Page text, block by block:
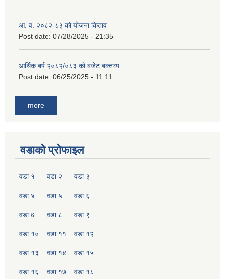
आ. व. २०८२-८३ को योजना किताव
Post date: 07/28/2025 - 21:35
आर्थिक बर्ष २०८२/०८३ को बजेट बक्तव्य
Post date: 06/25/2025 - 11:11
more
वडाको प्रोफाइल
वडा १ वडा २ वडा ३
वडा ४ वडा ५ वडा ६
वडा ७ वडा ८ वडा ९
वडा १० वडा ११ वडा १२
वडा १३ वडा १४ वडा १५
वडा १६ वडा १७ वडा १८